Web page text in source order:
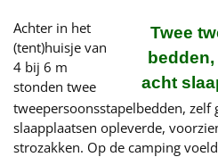
Twee
acht
Achter in het
(tent)huisje van
4 bij 6 m
stonden twee
tweepersoonsstapelbedden,
slaapplaatsen opleverde,
strozakken. Op de camping